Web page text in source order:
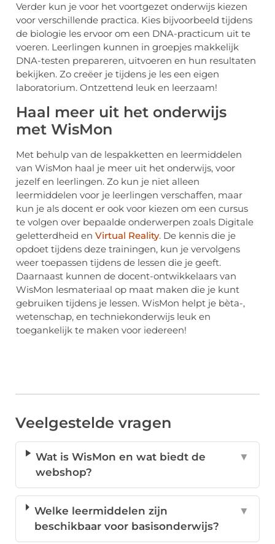
Verder kun je voor het voortgezet onderwijs kiezen
voor verschillende practica. Kies bijvoorbeeld tijdens
de biologie les ervoor om een DNA-practicum uit te
voeren. Leerlingen kunnen in groepjes makkelijk
DNA-testen prepareren, uitvoeren en hun resultaten
bekijken. Zo creëer je tijdens je les een eigen
laboratorium. Ontzettend leuk en leerzaam!
Haal meer uit het onderwijs
met WisMon
Met behulp van de lespakketten en leermiddelen
van WisMon haal je meer uit het onderwijs, voor
jezelf en leerlingen. Zo kun je niet alleen
leermiddelen voor je leerlingen verschaffen, maar
kun je als docent er ook voor kiezen om een cursus
te volgen over bepaalde onderwerpen zoals Digitale
geletterdheid en Virtual Reality. De kennis die je
opdoet tijdens deze trainingen, kun je vervolgens
weer toepassen tijdens de lessen die je geeft.
Daarnaast kunnen de docent-ontwikkelaars van
WisMon lesmateriaal op maat maken die je kunt
gebruiken tijdens je lessen. WisMon helpt je bèta-,
wetenschap, en techniekonderwijs leuk en
toegankelijk te maken voor iedereen!
Veelgestelde vragen
Wat is WisMon en wat biedt de
webshop?
▼
Welke leermiddelen zijn
beschikbaar voor basisonderwijs?
▼